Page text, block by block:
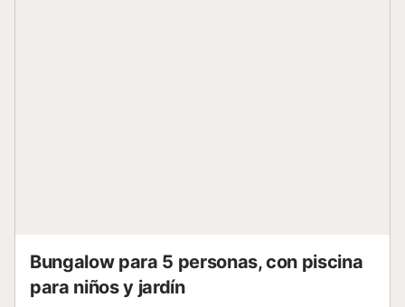
Bungalow para 5 personas, con piscina
para niños y jardín